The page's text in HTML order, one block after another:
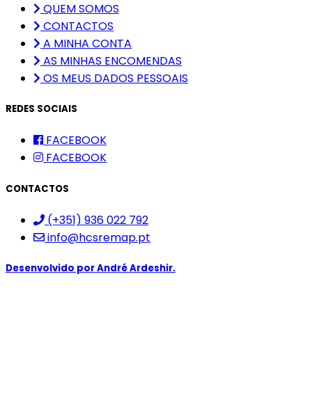
QUEM SOMOS
CONTACTOS
A MINHA CONTA
AS MINHAS ENCOMENDAS
OS MEUS DADOS PESSOAIS
REDES SOCIAIS
FACEBOOK
FACEBOOK
CONTACTOS
(+351) 936 022 792
info@hcsremap.pt
Desenvolvido porAndré Ardeshir.